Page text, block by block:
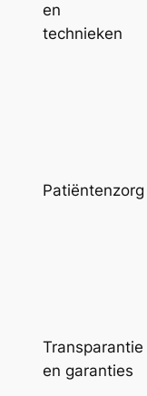
en
technieken
Patiëntenzorg
Transparantie
en garanties